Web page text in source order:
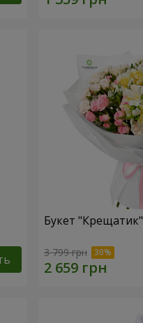
Букет "Крещатик"
3 799 грн